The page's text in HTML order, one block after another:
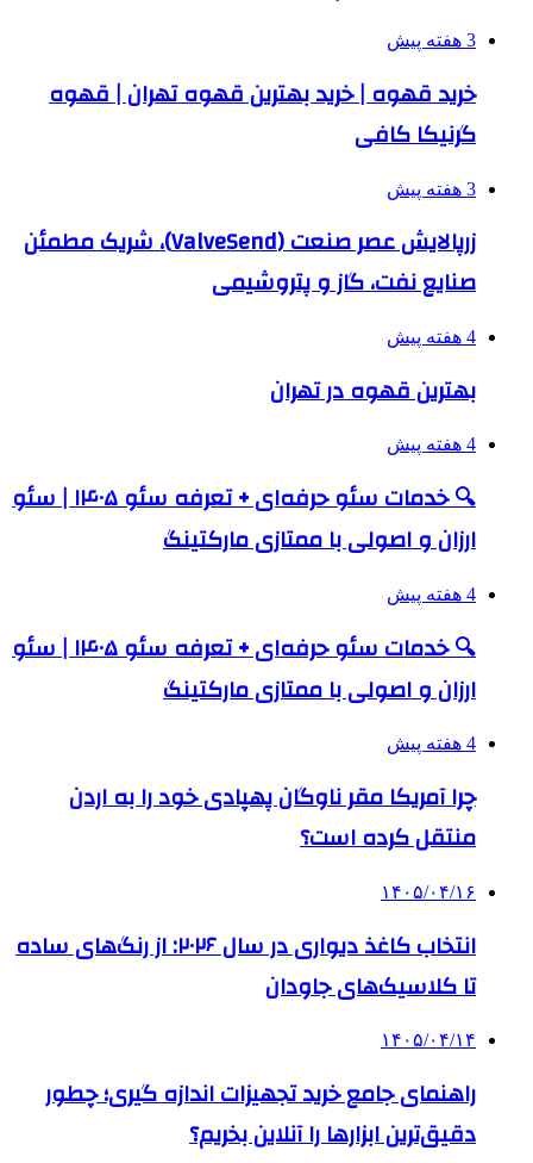
3 هفته پیش
خرید قهوه | خرید بهترین قهوه تهران | قهوه
گرنیکا کافی
3 هفته پیش
زرپالایش عصر صنعت (ValveSend)، شریک مطمئن
صنایع نفت، گاز و پتروشیمی
4 هفته پیش
بهترین قهوه در تهران
4 هفته پیش
🔍 خدمات سئو حرفه‌ای + تعرفه سئو ۱۴۰۵ | سئو
ارزان و اصولی با ممتازی مارکتینگ
4 هفته پیش
🔍 خدمات سئو حرفه‌ای + تعرفه سئو ۱۴۰۵ | سئو
ارزان و اصولی با ممتازی مارکتینگ
4 هفته پیش
چرا آمریکا مقر ناوگان پهپادی خود را به اردن
منتقل کرده است؟
۱۴۰۵/۰۴/۱۶
انتخاب کاغذ دیواری در سال ۲۰۲۶: از رنگ‌های ساده
تا کلاسیک‌های جاودان
۱۴۰۵/۰۴/۱۴
راهنمای جامع خرید تجهیزات اندازه گیری؛ چطور
دقیق‌ترین ابزارها را آنلاین بخریم؟